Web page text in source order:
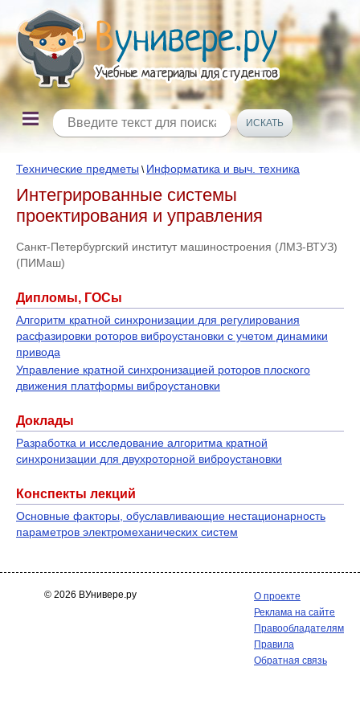
Технические предметы \ Информатика и выч. техника
Интегрированные системы
проектирования и управления
Санкт-Петербургский институт машиностроения (ЛМЗ-ВТУЗ)
(ПИМаш)
Дипломы, ГОСы
Алгоритм кратной синхронизации для регулирования
расфазировки роторов виброустановки с учетом динамики
привода
Управление кратной синхронизацией роторов плоского
движения платформы виброустановки
Доклады
Разработка и исследование алгоритма кратной
синхронизации для двухроторной виброустановки
Конспекты лекций
Основные факторы, обуславливающие нестационарность
параметров электромеханических систем
© 2026 ВУнивере.ру
О проекте
Реклама на сайте
Правообладателям
Правила
Обратная связь